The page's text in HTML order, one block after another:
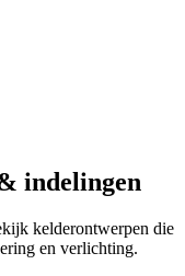
indelingen
kelderontwerpen die
en verlichting.